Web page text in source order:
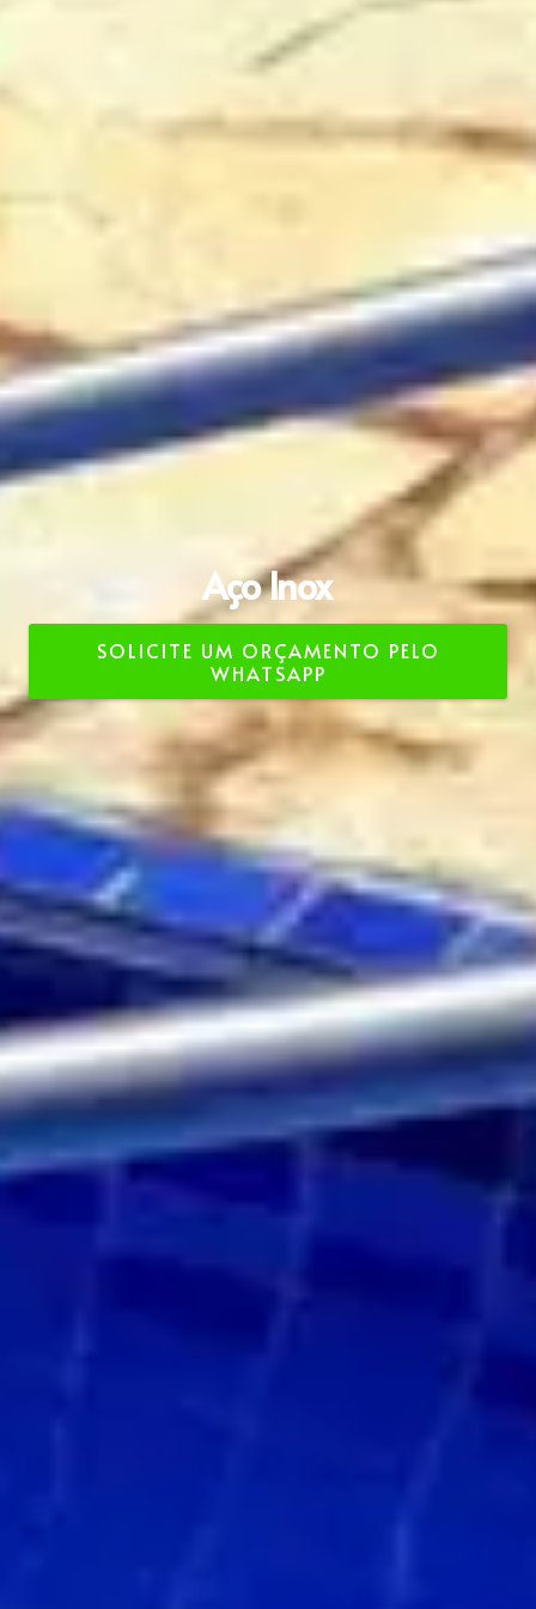
Aço Inox Escovado
SOLICITE UM ORÇAMENTO PELO
WHATSAPP